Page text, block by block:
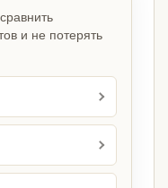
и не потерять